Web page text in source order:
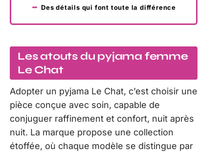
Des détails qui font toute la différence
Les atouts du pyjama femme
Le Chat
Adopter un pyjama Le Chat, c’est choisir une
pièce conçue avec soin, capable de
conjuguer raffinement et confort, nuit après
nuit. La marque propose une collection
étoffée, où chaque modèle se distingue par